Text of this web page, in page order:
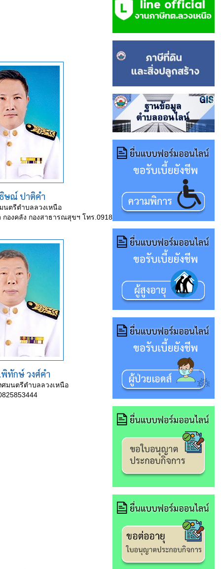
ษณ์ ปาติคำ
นตรีตำบลลวงเหนือ
องคลัง กองสาธารณสุขฯ โทร.0918539444
พิทักษ์ วงศ์คำ
มนตรีตำบลลวงเหนือ